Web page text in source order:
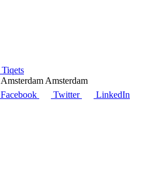
Amsterdam
Facebook Twitter LinkedIn